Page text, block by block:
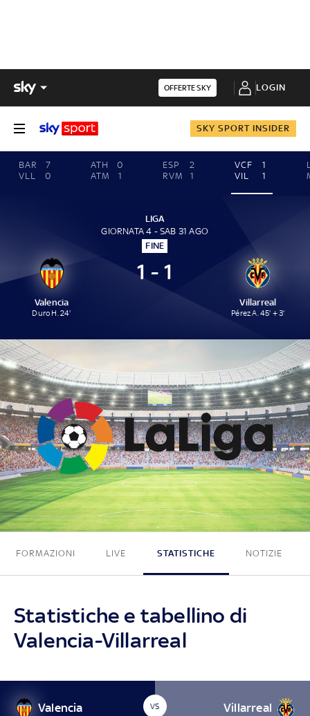
OFFERTE SKY LOGIN
SKY SPORT INSIDER
BAR
7
VLL
0
ATH
0
ATM
1
ESP
2
RVM
1
VCF
1
VIL
1
LIGA
GIORNATA 4 - SAB 31 AGO
FINE
Valencia
Duro H. 24'
1 - 1
Villarreal
Pérez A. 45' + 3'
1 - 1
FORMAZIONI LIVE STATISTICHE NOTIZIE
Statistiche e tabellino di
Valencia-Villarreal
Valencia VS Villarreal